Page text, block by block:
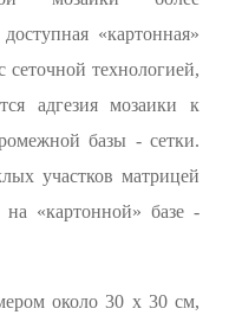
«картонная»
сеточной технологией,
адгезия мозаики к
базы - сетки.
участков матрицей
«картонной» базе -
около 30 x 30 см,